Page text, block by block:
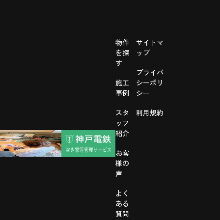
物件
を探
す
施工
事例
スタ
ッフ
紹介
お客
様の
声
よく
ある
質問
サイトマ
ップ
プライバ
シーポリ
シー
利用規約